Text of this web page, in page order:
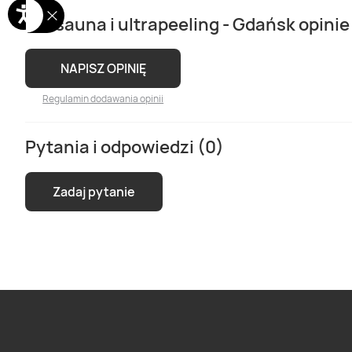
Fitosauna i ultrapeeling - Gdańsk
NAPISZ OPINIĘ
Regulamin dodawania opinii
Pytania i odpowiedzi (0)
Zadaj pytanie